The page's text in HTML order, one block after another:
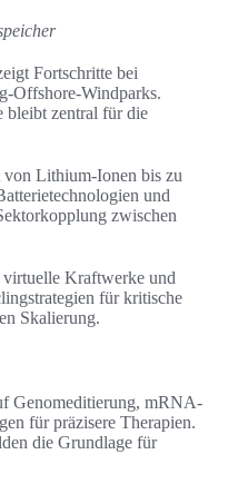
Fortschritte bei
Offshore-Windparks.
bleibt zentral für die
Lithium-Ionen bis zu
und
zwischen
Kraftwerke und
für kritische
Skalierung.
Genomeditierung, mRNA-
für präzisere Therapien.
die Grundlage für